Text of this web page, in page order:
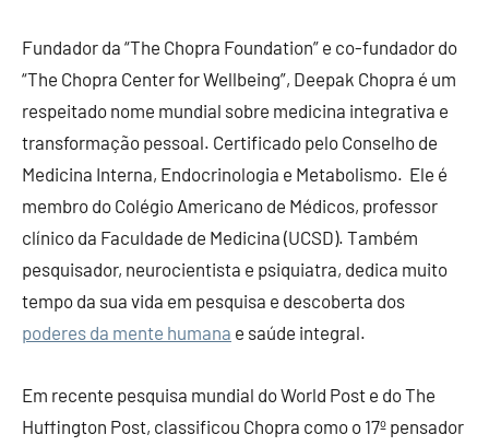
Fundador da “The Chopra Foundation” e co-fundador do
“The Chopra Center for Wellbeing”, Deepak Chopra é um
respeitado nome mundial sobre medicina integrativa e
transformação pessoal. Certificado pelo Conselho de
Medicina Interna, Endocrinologia e Metabolismo. Ele é
membro do Colégio Americano de Médicos, professor
clínico da Faculdade de Medicina (UCSD). Também
pesquisador, neurocientista e psiquiatra, dedica muito
tempo da sua vida em pesquisa e descoberta dos
poderes da mente humana e saúde integral.
Em recente pesquisa mundial do World Post e do The
Huffington Post, classificou Chopra como o 17º pensador